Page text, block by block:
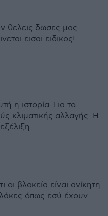
θελεις δωσες μας
εισαι ειδικος!
η ιστορία. Για το
κλιματικής αλλαγής. Η
βλακεία είναι ανίκητη
όπως εσύ έχουν